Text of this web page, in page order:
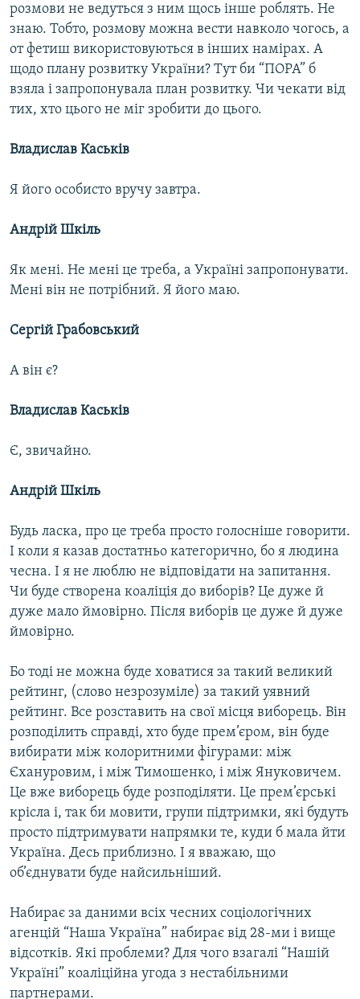
розмови не ведуться з ним щось інше роблять. Не
знаю. Тобто, розмову можна вести навколо чогось, а
от фетиш використовуються в інших намірах. А
щодо плану розвитку України? Тут би “ПОРА” б
взяла і запропонувала план розвитку. Чи чекати від
тих, хто цього не міг зробити до цього.
Владислав Каськів
Я його особисто вручу завтра.
Андрій Шкіль
Як мені. Не мені це треба, а Україні запропонувати.
Мені він не потрібний. Я його маю.
Сергій Грабовський
А він є?
Владислав Каськів
Є, звичайно.
Андрій Шкіль
Будь ласка, про це треба просто голосніше говорити.
І коли я казав достатньо категорично, бо я людина
чесна. І я не люблю не відповідати на запитання.
Чи буде створена коаліція до виборів? Це дуже й
дуже мало ймовірно. Після виборів це дуже й дуже
ймовірно.
Бо тоді не можна буде ховатися за такий великий
рейтинг, (слово незрозуміле) за такий уявний
рейтинг. Все розставить на свої місця виборець. Він
розподілить справді, хто буде прем’єром, він буде
вибирати між колоритними фігурами: між
Єхануровим, і між Тимошенко, і між Януковичем.
Це вже виборець буде розподіляти. Це прем’єрські
крісла і, так би мовити, групи підтримки, які будуть
просто підтримувати напрямки те, куди б мала йти
Україна. Десь приблизно. І я вважаю, що
об’єднувати буде найсильніший.
Набирає за даними всіх чесних соціологічних
агенцій “Наша Україна” набирає від 28-ми і вище
відсотків. Які проблеми? Для чого взагалі “Нашій
Україні” коаліційна угода з нестабільними
партнерами.